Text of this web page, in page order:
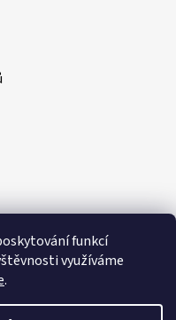
funkcí
využíváme
.